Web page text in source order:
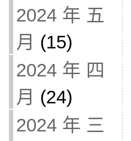
2024 年 五
月 (15)
2024 年 四
月 (24)
2024 年 三